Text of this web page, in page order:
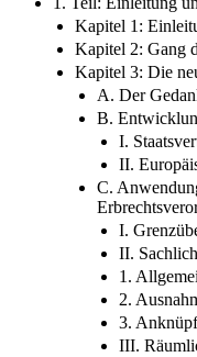
Kapitel 1:
Kapitel 2: Gang
Kapitel 3: Die
A. Der
B.
I.
II.
C.
I.
II.
1.
2.
3.
III.